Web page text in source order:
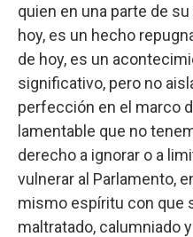
quien en una parte de
hoy, es un hecho
de hoy, es un
significativo, pero no
perfección en el marco
lamentable que no
derecho a ignorar o a
vulnerar al Parlamento,
mismo espíritu con que
maltratado, calumniado